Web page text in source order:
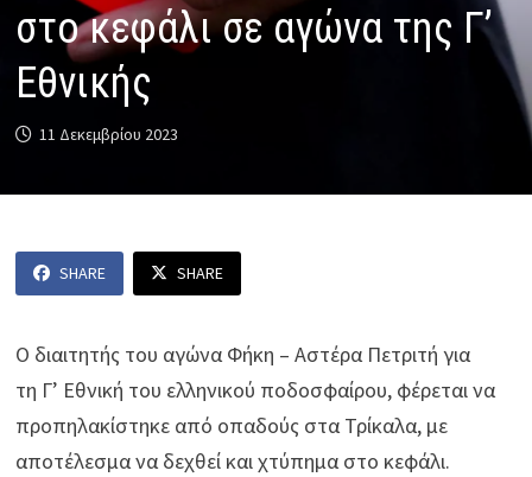
στο κεφάλι σε αγώνα της Γ’
Εθνικής
11 Δεκεμβρίου 2023
SHARE SHARE
Ο διαιτητής του αγώνα Φήκη – Αστέρα Πετριτή για
τη Γ’ Εθνική του ελληνικού ποδοσφαίρου, φέρεται να
προπηλακίστηκε από οπαδούς στα Τρίκαλα, με
αποτέλεσμα να δεχθεί και χτύπημα στο κεφάλι.